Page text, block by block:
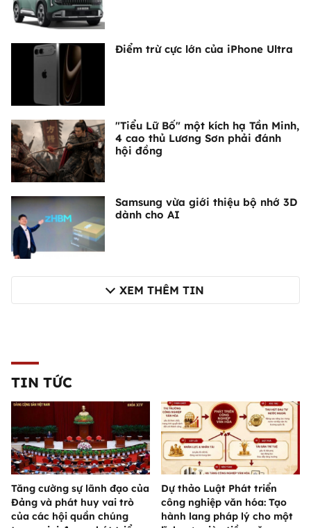
Điểm trừ cực lớn của iPhone Ultra
"Tiểu Lữ Bố" một kích hạ Tần Minh,
4 cao thủ Lương Sơn phải đánh
hội đồng
Samsung vừa giới thiệu bộ nhớ 3D
dành cho AI
XEM THÊM TIN
TIN TỨC
Tăng cường sự lãnh đạo của
Đảng và phát huy vai trò
của các hội quần chúng
Dự thảo Luật Phát triển
công nghiệp văn hóa: Tạo
hành lang pháp lý cho một